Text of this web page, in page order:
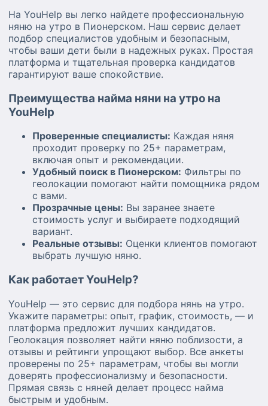
На YouHelp вы легко найдете профессиональную
няню на утро в Пионерском. Наш сервис делает
подбор специалистов удобным и безопасным,
чтобы ваши дети были в надежных руках. Простая
платформа и тщательная проверка кандидатов
гарантируют ваше спокойствие.
Преимущества найма няни на утро на
YouHelp
Проверенные специалисты: Каждая няня
проходит проверку по 25+ параметрам,
включая опыт и рекомендации.
Удобный поиск в Пионерском: Фильтры по
геолокации помогают найти помощника рядом
с вами.
Прозрачные цены: Вы заранее знаете
стоимость услуг и выбираете подходящий
вариант.
Реальные отзывы: Оценки клиентов помогают
выбрать лучшую няню.
Как работает YouHelp?
YouHelp — это сервис для подбора нянь на утро.
Укажите параметры: опыт, график, стоимость, — и
платформа предложит лучших кандидатов.
Геолокация позволяет найти няню поблизости, а
отзывы и рейтинги упрощают выбор. Все анкеты
проверены по 25+ параметрам, чтобы вы могли
доверять профессионализму и безопасности.
Прямая связь с няней делает процесс найма
быстрым и удобным.